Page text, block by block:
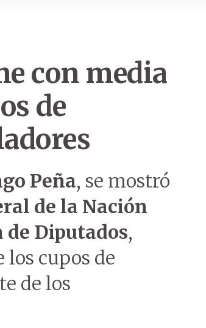
con media
de
Peña, se mostró
de la Nación
de Diputados,
cupos de
de los